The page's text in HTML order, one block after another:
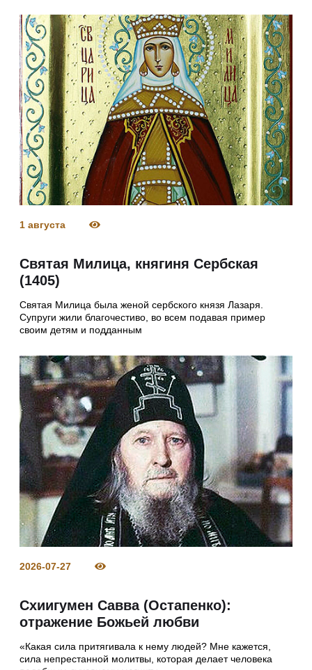
1 августа
Святая Милица, княгиня Сербская
(1405)
Святая Милица была женой сербского князя Лазаря.
Супруги жили благочестиво, во всем подавая пример
своим детям и подданным
2026-07-27
Схиигумен Савва (Остапенко):
отражение Божьей любви
«Какая сила притягивала к нему людей? Мне кажется,
сила непрестанной молитвы, которая делает человека